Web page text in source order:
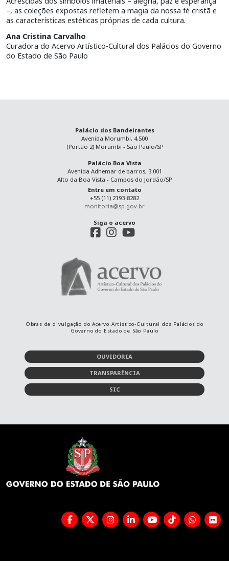
–, as coleções expostas refletem a magia da nossa fé cristã e
as características estéticas próprias de cada cultura.
Ana Cristina Carvalho
Curadora do Acervo Artístico-Cultural dos Palácios do Governo
do Estado de São Paulo
Palácio dos Bandeirantes
Avenida Morumbi, 4.500
(Portão 2) Morumbi - São Paulo/SP
Palácio Boa Vista
Avenida Adhemar de barros, 3.001
Alto da Boa Vista - Campos do Jordão/SP
Entre em contato
+55 (11) 2193-8282
monitoria@sp.gov.br
Siga o acervo
Obras de divulgação do Acervo Artístico-Cultural dos Palácios do
Governo do Estado de São Paulo
OUVIDORIA
TRANSPARÊNCIA
SIC